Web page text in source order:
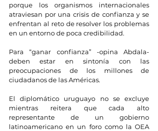
porque los organismos internacionales
atraviesan por una crisis de confianza y se
enfrentan al reto de resolver los problemas
en un entorno de poca credibilidad.
Para “ganar confianza” -opina Abdala-
deben estar en sintonía con las
preocupaciones de los millones de
ciudadanos de las Américas.
El diplomático uruguayo no se excluye
mientras reitera que cada alto
representante de un gobierno
latinoamericano en un foro como la OEA